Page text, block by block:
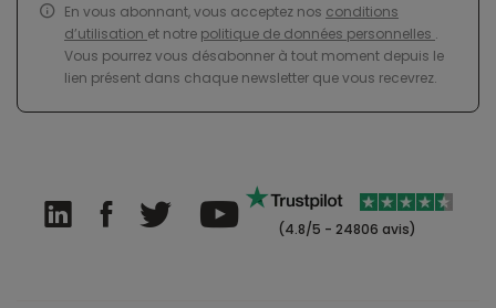
En vous abonnant, vous acceptez nos conditions
d’utilisation et notre politique de données personnelles .
Vous pourrez vous désabonner à tout moment depuis le
lien présent dans chaque newsletter que vous recevrez.
(4.8/5 - 24806 avis)